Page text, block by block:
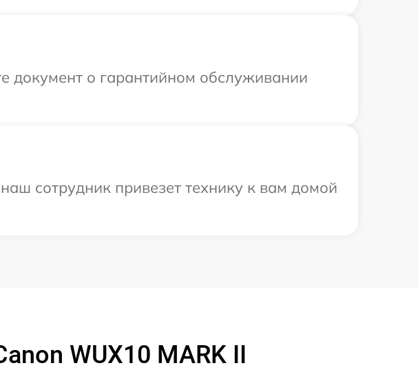
документ о гарантийном обслуживании
сотрудник привезет технику к вам домой
WUX10 MARK II